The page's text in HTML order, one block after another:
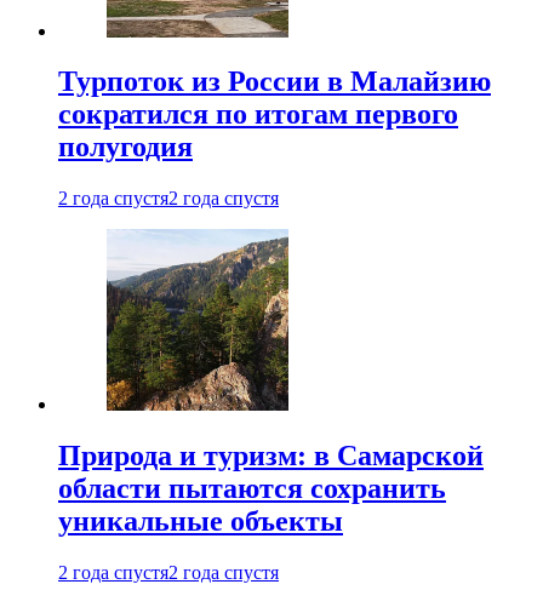
Турпоток из России в Малайзию
сократился по итогам первого
полугодия
2 года спустя2 года спустя
Природа и туризм: в Самарской
области пытаются сохранить
уникальные объекты
2 года спустя2 года спустя